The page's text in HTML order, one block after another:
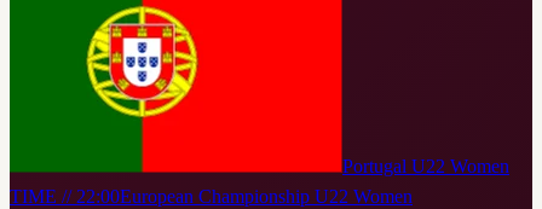
Portugal U22 Women
TIME // 22:00European Championship U22 Women